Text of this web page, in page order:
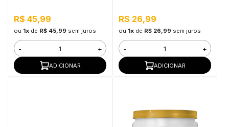
R$ 45,99
ou 1xde R$ 45,99 sem juros
- +
ADICIONAR
R$ 26,99
ou 1xde R$ 26,99 sem juros
- +
ADICIONAR